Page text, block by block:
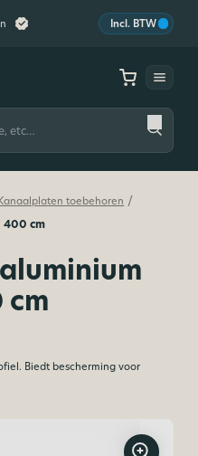
Incl. BTW
toebehoren /
400 cm
Biedt bescherming voor